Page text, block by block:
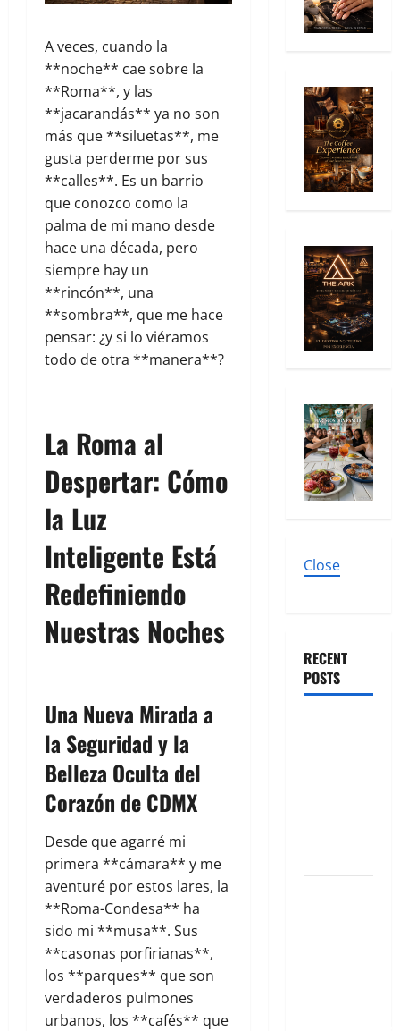
A veces, cuando la
**noche** cae sobre la
**Roma**, y las
**jacarandás** ya no son
más que **siluetas**, me
gusta perderme por sus
**calles**. Es un barrio
que conozco como la
palma de mi mano desde
hace una década, pero
siempre hay un
**rincón**, una
**sombra**, que me hace
pensar: ¿y si lo viéramos
todo de otra **manera**?
La Roma al
Despertar: Cómo
la Luz
Inteligente Está
Redefiniendo
Nuestras Noches
Una Nueva Mirada a
la Seguridad y la
Belleza Oculta del
Corazón de CDMX
Desde que agarré mi
primera **cámara** y me
aventuré por estos lares, la
**Roma-Condesa** ha
sido mi **musa**. Sus
**casonas porfirianas**,
los **parques** que son
verdaderos pulmones
urbanos, los **cafés** que
Close
RECENT
POSTS